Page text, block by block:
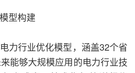
型构建
力行业优化模型，涵盖32个省
能够大规模应用的电力行业技